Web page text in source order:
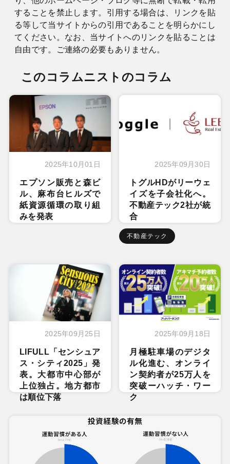
することを禁止します。引用する場合は、リンクを貼
る等して当サイトからの引用であることを明らかにし
てください。なお、当サイトへのリンクを貼ることは
自由です。ご連絡の必要もありません。
このコラムニストのコラム
2025年10月01日
エプソン販売と森ビ
ル、麻布台ヒルズで
紙資源循環の取り組
みを発表
2025年09月30日
トグルHDがリーウェ
イズを子会社化へ。
不動産テック2社が統
合
不動産テック
2025年09月25日
LIFULL「センシュア
ス・シティ2025」発
表。大都市中心部が
上位独占。地方都市
は順位下落
2025年09月18日
月極駐車場のデジタ
ル化進む、オンライ
ン契約者が25万人を
突破ーハッチ・ワー
ク